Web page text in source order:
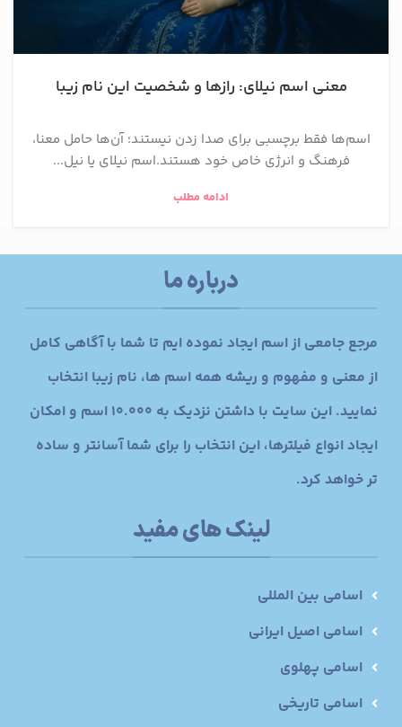
معنی اسم نیلای: رازها و شخصیت این نام زیبا
اسم‌ها فقط برچسبی برای صدا زدن نیستند؛ آن‌ها حامل معنا،
فرهنگ و انرژی خاص خود هستند.اسم نیلای یا نیل...
ادامه مطلب
درباره ما
مرجع جامعی از اسم ایجاد نموده ایم تا شما با آگاهی کامل
از معنی و مفهوم و ریشه همه اسم ها، نام زیبا انتخاب
نمایید. این سایت با داشتن نزدیک به 10.000 اسم و امکان
ایجاد انواع فیلترها، این انتخاب را برای شما آسانتر و ساده
تر خواهد کرد.
لینک های مفید
اسامی بین المللی
اسامی اصیل ایرانی
اسامی پهلوی
اسامی تاریخی